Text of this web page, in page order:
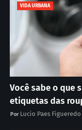
VIDA URBANA
Você sabe o que
etiquetas das
Lucio Paes Figueredo